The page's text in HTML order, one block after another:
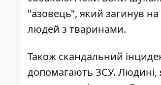
"азовець", який загинув на
людей з тваринами.
Також скандальний
допомагають ЗСУ. Людині,